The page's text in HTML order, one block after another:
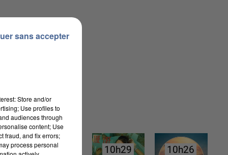
10h33
10h33 10h29
10h29 10h26
10h26
Store and/or
Use profiles to
audiences through
content; Use
fraud, and fix errors;
process personal
sans accepter